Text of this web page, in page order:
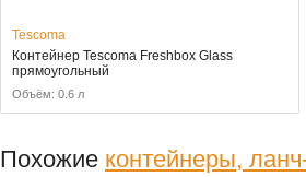
Tescoma
Контейнер Tescoma Freshbox Glass
прямоугольный
Объём: 0.6 л
Похожие контейнеры,